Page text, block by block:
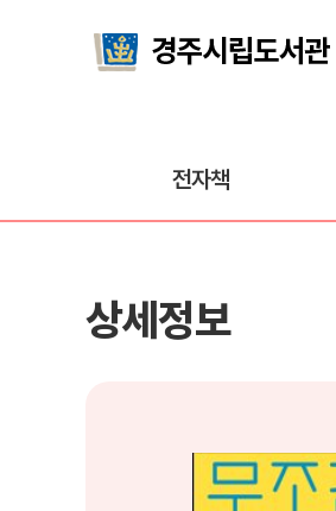
전자책
상세정보